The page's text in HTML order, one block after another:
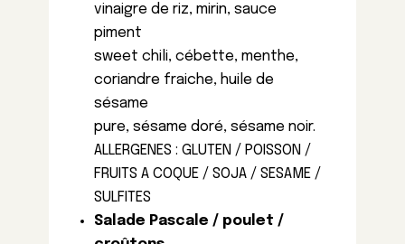
vinaigre de riz, mirin, sauce
piment
sweet chili, cébette, menthe,
coriandre fraiche, huile de
sésame
pure, sésame doré, sésame noir.
ALLERGENES : GLUTEN / POISSON /
FRUITS A COQUE / SOJA / SESAME /
SULFITES
Salade Pascale / poulet /